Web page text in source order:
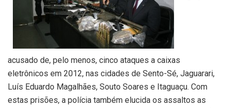
acusado de, pelo menos, cinco ataques a caixas
eletrônicos em 2012, nas cidades de Sento-Sé, Jaguarari,
Luís Eduardo Magalhães, Souto Soares e Itaguaçu. Com
estas prisões, a polícia também elucida os assaltos as